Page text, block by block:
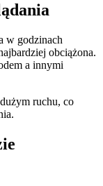
w godzinach
obciążona.
a innymi
ruchu, co